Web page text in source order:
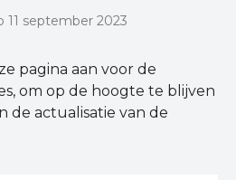
11 september 2023
pagina aan voor de
om op de hoogte te blijven
de actualisatie van de